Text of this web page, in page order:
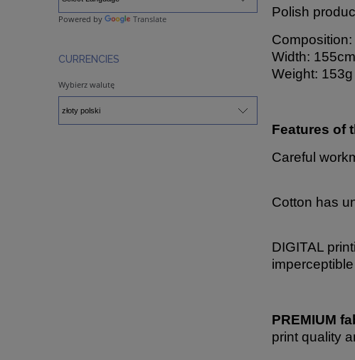
Powered by Translate
CURRENCIES
Wybierz walutę
Polish
Width:
Weight: 153g
Features of
Careful
Cotton has
DIGITAL
PREMIUM
print quality